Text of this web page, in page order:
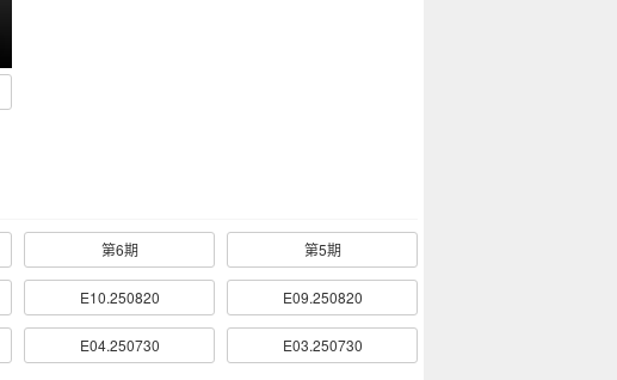
第6期 第5期
E10.250820 E09.250820
E04.250730 E03.250730